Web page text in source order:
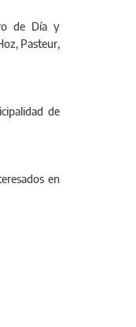
de Día y
Pasteur,
de
en